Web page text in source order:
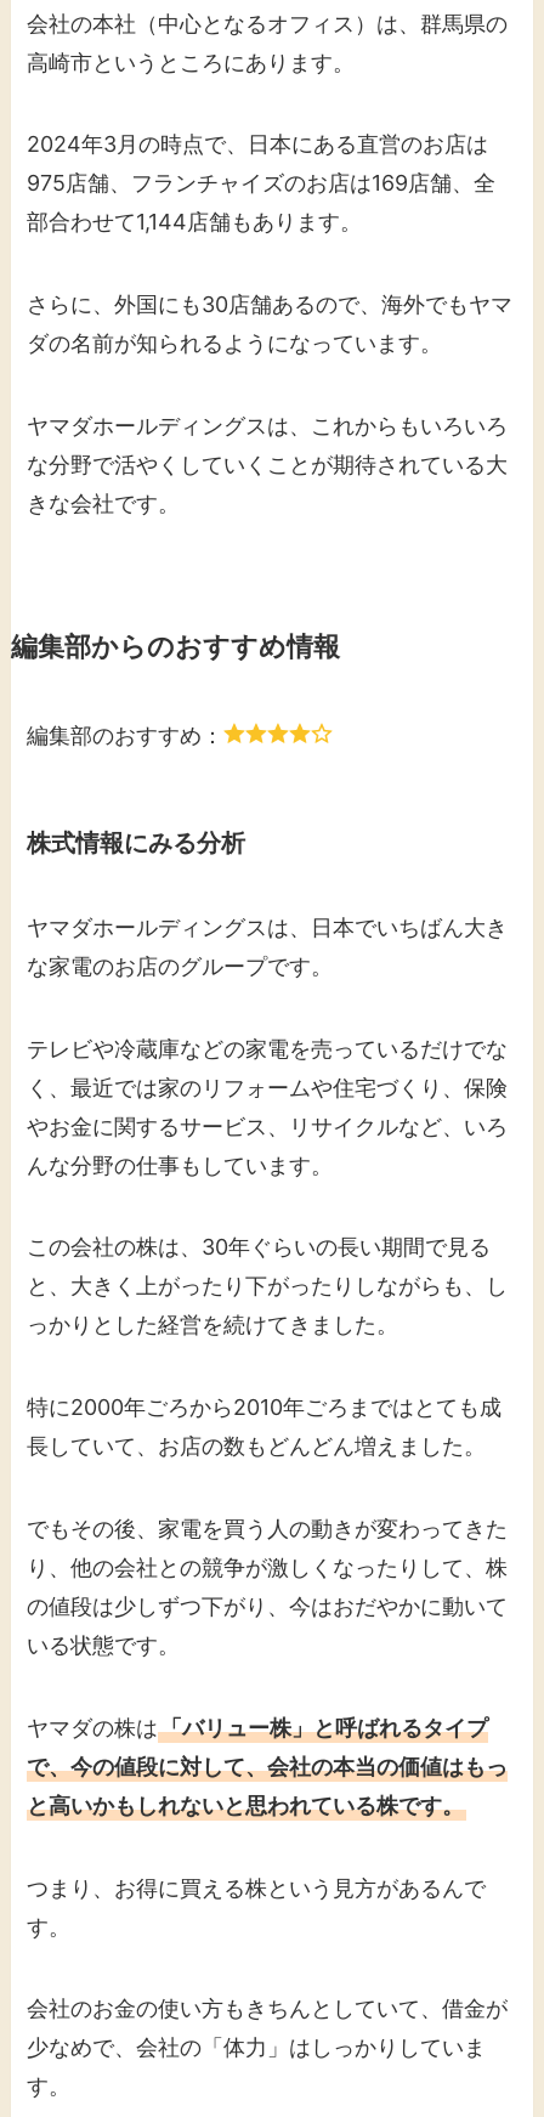
会社の本社（中心となるオフィス）は、群馬県の
高崎市というところにあります。
2024年3月の時点で、日本にある直営のお店は
975店舗、フランチャイズのお店は169店舗、全
部合わせて1,144店舗もあります。
さらに、外国にも30店舗あるので、海外でもヤマ
ダの名前が知られるようになっています。
ヤマダホールディングスは、これからもいろいろ
な分野で活やくしていくことが期待されている大
きな会社です。
編集部からのおすすめ情報
編集部のおすすめ：
株式情報にみる分析
ヤマダホールディングスは、日本でいちばん大き
な家電のお店のグループです。
テレビや冷蔵庫などの家電を売っているだけでな
く、最近では家のリフォームや住宅づくり、保険
やお金に関するサービス、リサイクルなど、いろ
んな分野の仕事もしています。
この会社の株は、30年ぐらいの長い期間で見る
と、大きく上がったり下がったりしながらも、し
っかりとした経営を続けてきました。
特に2000年ごろから2010年ごろまではとても成
長していて、お店の数もどんどん増えました。
でもその後、家電を買う人の動きが変わってきた
り、他の会社との競争が激しくなったりして、株
の値段は少しずつ下がり、今はおだやかに動いて
いる状態です。
ヤマダの株は「バリュー株」と呼ばれるタイプ
で、今の値段に対して、会社の本当の価値はもっ
と高いかもしれないと思われている株です。
つまり、お得に買える株という見方があるんで
す。
会社のお金の使い方もきちんとしていて、借金が
少なめで、会社の「体力」はしっかりしていま
す。